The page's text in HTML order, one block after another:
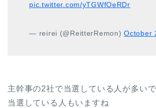
pic.twitter.com/yTGWfOeRDr
— reirei (@ReitterRemon)October
主幹事の2社で当選している人が多い
当選している人もいますね